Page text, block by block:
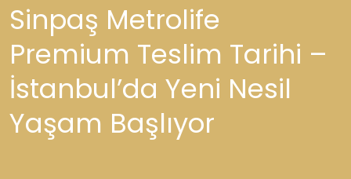
Sinpaş Metrolife
Premium Teslim Tarihi –
İstanbul’da Yeni Nesil
Yaşam Başlıyor